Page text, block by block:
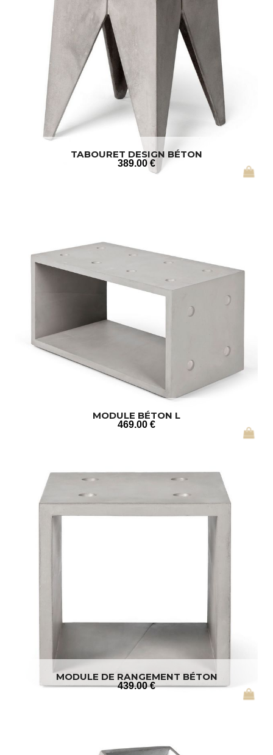
TABOURET DESIGN BÉTON
389.00 €
MODULE BÉTON L
469.00 €
MODULE DE RANGEMENT BÉTON
439.00 €